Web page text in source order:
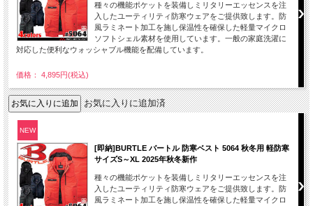
種々の機能ポケットを装備しミリタリーエッセンスを注
入したユーティリティ防寒ウェアをご提供致します。防
風ラミネート加工を施し保温性を確保した軽量マイクロ
ソフトシェル素材を使用しています。一般の家庭洗濯に
対応した便利なウォッシャブル機能を配備しています。
価格： 4,895円(税込)
お気に入りに追加済
NEW
[即納]BURTLE バートル 防寒ベスト 5064 秋冬用 軽防寒
サイズS～XL 2025年秋冬新作
種々の機能ポケットを装備しミリタリーエッセンスを注
入したユーティリティ防寒ウェアをご提供致します。防
風ラミネート加工を施し保温性を確保した軽量マイクロ